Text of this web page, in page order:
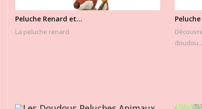
Peluche Renard et...
La peluche renard
doudou...